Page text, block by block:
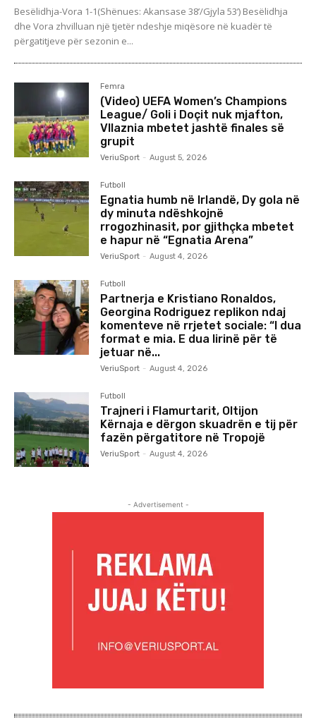
Besëlidhja-Vora 1-1(Shënues: Akansase 38’/Gjyla 53’) Besëlidhja
dhe Vora zhvilluan një tjetër ndeshje miqësore në kuadër të
përgatitjeve për sezonin e...
Femra
(Video) UEFA Women’s Champions
League/ Goli i Doçit nuk mjafton,
Vllaznia mbetet jashtë finales së
grupit
VeriuSport - August 5, 2026
Futboll
Egnatia humb në Irlandë, Dy gola në
dy minuta ndëshkojnë
rrogozhinasit, por gjithçka mbetet
e hapur në “Egnatia Arena”
VeriuSport - August 4, 2026
Futboll
Partnerja e Kristiano Ronaldos,
Georgina Rodriguez replikon ndaj
komenteve në rrjetet sociale: “I dua
format e mia. E dua lirinë për të
jetuar në...
VeriuSport - August 4, 2026
Futboll
Trajneri i Flamurtarit, Oltijon
Kërnaja e dërgon skuadrën e tij për
fazën përgatitore në Tropojë
VeriuSport - August 4, 2026
- Advertisement -